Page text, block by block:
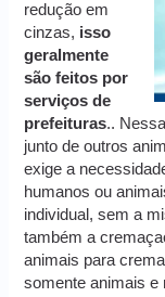
redução em
cinzas, isso
geralmente
são feitos por
serviços de
prefeituras..
junto de outros
exige a
humanos ou
individual, sem a
também a
animais para
somente animais e